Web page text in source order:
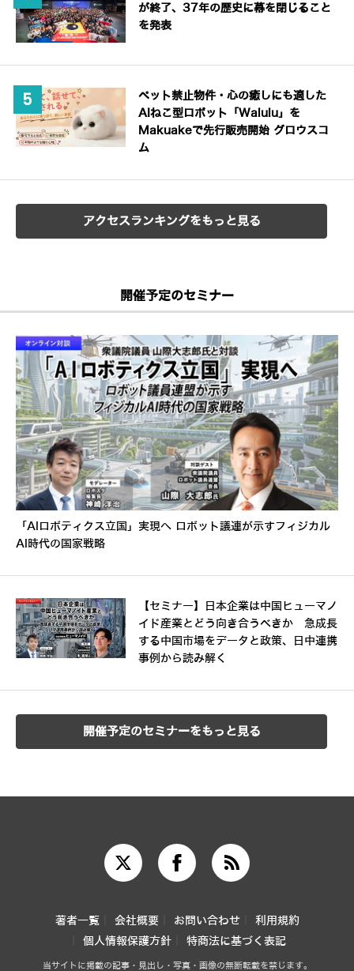
が終了、37年の歴史に幕を閉じること
を発表
ペット禁止物件・心の癒しにも適した
AIねこ型ロボット「Walulu」を
Makuakeで先行販売開始 グロウスコ
ム
アクセスランキングをもっと見る
開催予定のセミナー
「AIロボティクス立国」実現へ ロボット議連が示すフィジカル
AI時代の国家戦略
【セミナー】日本企業は中国ヒューマノ
イド産業とどう向き合うべきか 急成長
する中国市場をデータと政策、日中連携
事例から読み解く
開催予定のセミナーをもっと見る
著者一覧 会社概要 お問い合わせ
利用規約
個人情報保護方針
特商法に基づく表記
当サイトに掲載の記事・見出し・写真・画像の無断転載を禁じます。